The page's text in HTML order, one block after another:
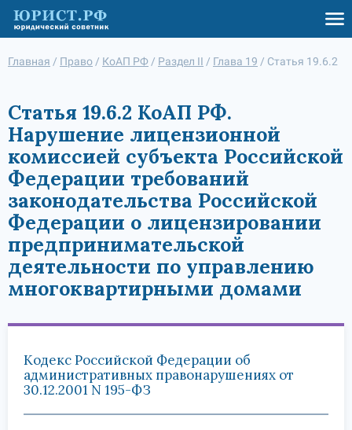
Главная / Право / КоАП РФ / Раздел II / Глава 19 / Статья 19.6.2
Статья 19.6.2 КоАП РФ.
Нарушение лицензионной
комиссией субъекта Российской
Федерации требований
законодательства Российской
Федерации о лицензировании
предпринимательской
деятельности по управлению
многоквартирными домами
Кодекс Российской Федерации об
административных правонарушениях от
30.12.2001 N 195-ФЗ